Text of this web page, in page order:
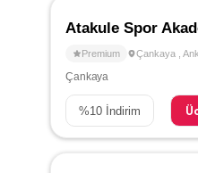
Atakule Spor
Premium Çankaya
Çankaya
%10 İndirim